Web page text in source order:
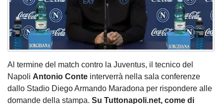
Al termine del match contro la Juventus, il tecnico del
Napoli Antonio Conte interverrà nella sala conferenze
dallo Stadio Diego Armando Maradona per rispondere alle
domande della stampa. Su Tuttonapoli.net, come di